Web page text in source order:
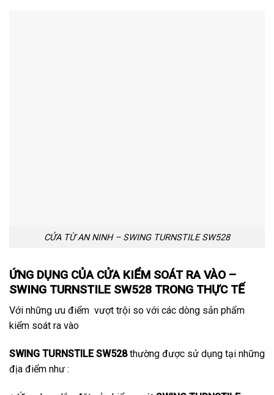
CỬA TỪ AN NINH – SWING TURNSTILE SW528
ỨNG DỤNG CỦA CỬA KIỂM SOÁT RA VÀO –
SWING TURNSTILE SW528 TRONG THỰC TẾ
Với những ưu điểm vượt trội so với các dòng sản phẩm
kiểm soát ra vào
SWING TURNSTILE SW528thường được sử dụng tại những
địa điểm như :